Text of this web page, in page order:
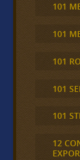
101
101
101
101
101
12